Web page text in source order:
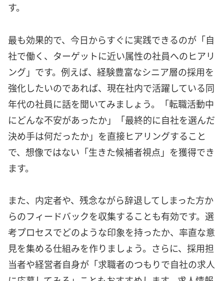
す。
最も効果的で、今日からすぐに実践できるのが「自
社で働く、ターゲットに近い属性の社員へのヒアリ
ング」です。例えば、経験豊富なシニア層の採用を
強化したいのであれば、現在社内で活躍している同
年代の社員に話を聞いてみましょう。「転職活動中
にどんな不安があったか」「最終的に自社を選んだ
決め手は何だったか」を直接ヒアリングすること
で、想像ではない「生きた候補者視点」を獲得でき
ます。
また、内定者や、残念ながら辞退してしまった方か
らのフィードバックを収集することも有効です。選
考プロセスでどのような印象を持ったか、率直な意
見を集める仕組みを作りましょう。さらに、採用担
当者や経営者自身が「求職者のつもりで自社の求人